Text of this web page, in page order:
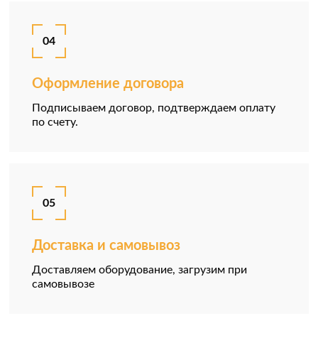
04
Оформление договора
Подписываем договор, подтверждаем оплату
по счету.
05
Доставка и самовывоз
Доставляем оборудование, загрузим при
самовывозе